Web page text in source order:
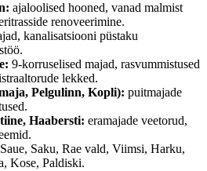
ajaloolised hooned, vanad malmist
renoveerimine.
kanalisatsiooni püstaku
9-korruselised majad, rasvummistused
lekked.
Pelgulinn, Kopli): puitmajade
Haabersti: eramajade veetorud,
Saku, Rae vald, Viimsi, Harku,
Kose, Paldiski.